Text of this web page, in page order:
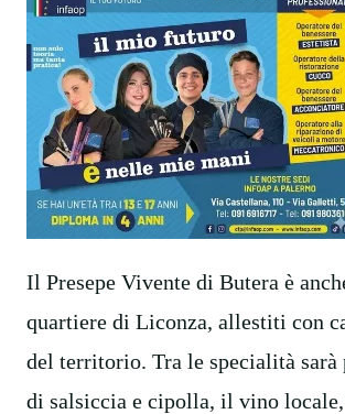
Il Presepe Vivente di Butera è
quartiere di Liconza, allestiti con
del territorio. Tra le specialità
di salsiccia e cipolla, il vino